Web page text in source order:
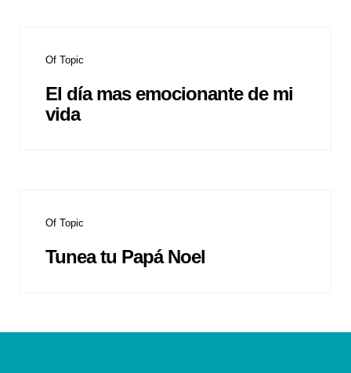
Of Topic
El día mas emocionante de mi
vida
Of Topic
Tunea tu Papá Noel